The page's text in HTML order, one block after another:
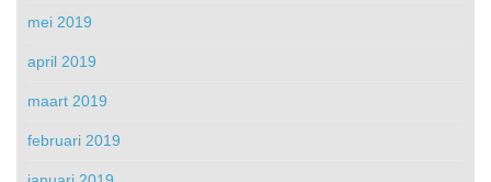
mei 2019
april 2019
maart 2019
februari 2019